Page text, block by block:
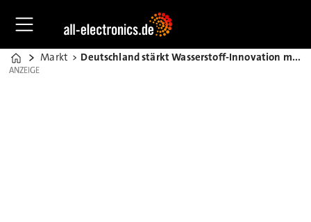
Home
Markt Deutschland stärkt Wasserstoff-Innovation mit neuem Zentrum
ANZEIGE
ANZEIGE